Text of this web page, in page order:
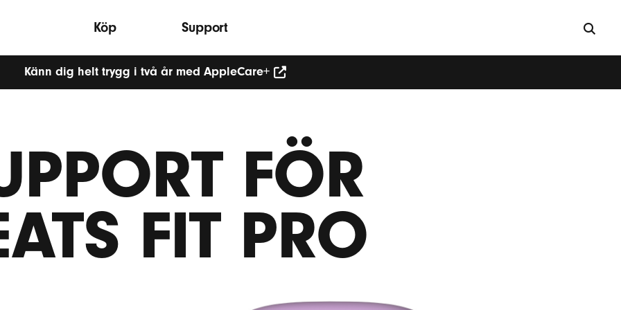
Köp Support
Känn dig helt trygg i två år med AppleCare+
FÖR
FIT PRO